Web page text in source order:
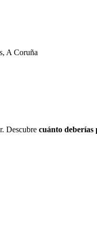
A Coruña
Descubre cuánto deberías